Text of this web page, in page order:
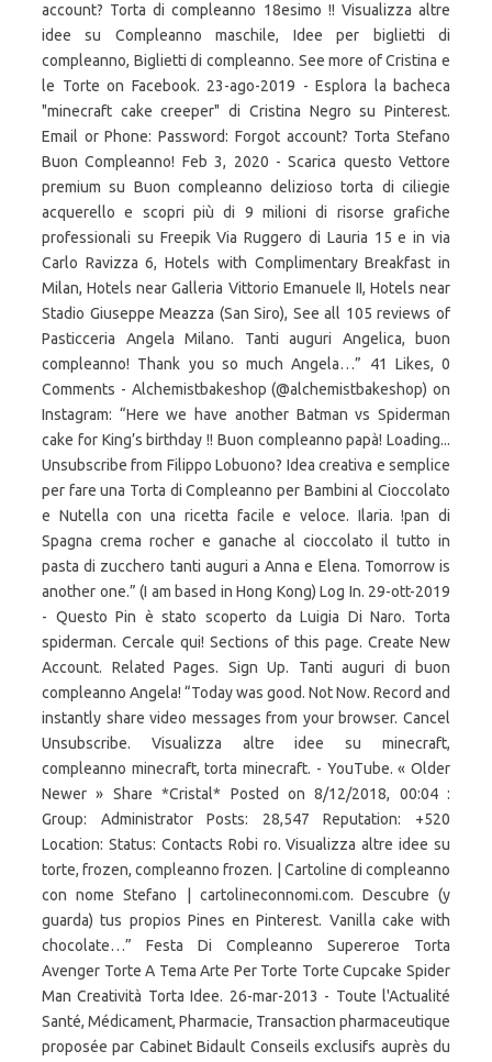
account? Torta di compleanno 18esimo !! Visualizza altre
idee su Compleanno maschile, Idee per biglietti di
compleanno, Biglietti di compleanno. See more of Cristina e
le Torte on Facebook. 23-ago-2019 - Esplora la bacheca
"minecraft cake creeper" di Cristina Negro su Pinterest.
Email or Phone: Password: Forgot account? Torta Stefano
Buon Compleanno! Feb 3, 2020 - Scarica questo Vettore
premium su Buon compleanno delizioso torta di ciliegie
acquerello e scopri più di 9 milioni di risorse grafiche
professionali su Freepik Via Ruggero di Lauria 15 e in via
Carlo Ravizza 6, Hotels with Complimentary Breakfast in
Milan, Hotels near Galleria Vittorio Emanuele II, Hotels near
Stadio Giuseppe Meazza (San Siro), See all 105 reviews of
Pasticceria Angela Milano. Tanti auguri Angelica, buon
compleanno! Thank you so much Angela…” 41 Likes, 0
Comments - Alchemistbakeshop (@alchemistbakeshop) on
Instagram: “Here we have another Batman vs Spiderman
cake for King’s birthday !! Buon compleanno papà! Loading...
Unsubscribe from Filippo Lobuono? Idea creativa e semplice
per fare una Torta di Compleanno per Bambini al Cioccolato
e Nutella con una ricetta facile e veloce. Ilaria. !pan di
Spagna crema rocher e ganache al cioccolato il tutto in
pasta di zucchero tanti auguri a Anna e Elena. Tomorrow is
another one.” (I am based in Hong Kong) Log In. 29-ott-2019
- Questo Pin è stato scoperto da Luigia Di Naro. Torta
spiderman. Cercale qui! Sections of this page. Create New
Account. Related Pages. Sign Up. Tanti auguri di buon
compleanno Angela! “Today was good. Not Now. Record and
instantly share video messages from your browser. Cancel
Unsubscribe. Visualizza altre idee su minecraft,
compleanno minecraft, torta minecraft. - YouTube. « Older
Newer » Share *Cristal* Posted on 8/12/2018, 00:04 :
Group: Administrator Posts: 28,547 Reputation: +520
Location: Status: Contacts Robi ro. Visualizza altre idee su
torte, frozen, compleanno frozen. | Cartoline di compleanno
con nome Stefano | cartolineconnomi.com. Descubre (y
guarda) tus propios Pines en Pinterest. Vanilla cake with
chocolate…” Festa Di Compleanno Supereroe Torta
Avenger Torte A Tema Arte Per Torte Torte Cupcake Spider
Man Creatività Torta Idee. 26-mar-2013 - Toute l'Actualité
Santé, Médicament, Pharmacie, Transaction pharmaceutique
proposée par Cabinet Bidault Conseils exclusifs auprès du